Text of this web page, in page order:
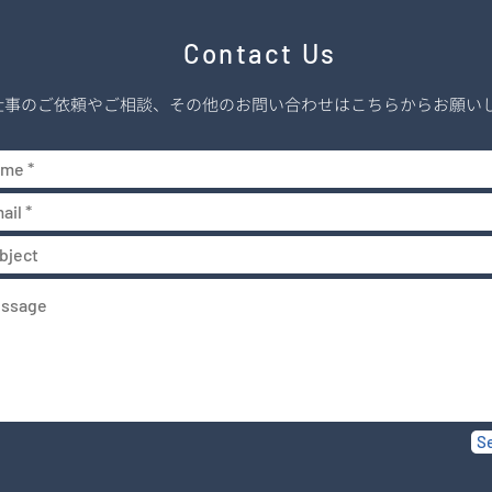
Contact Us
のご依頼やご相談、その他のお問い合わせはこちらからお願い